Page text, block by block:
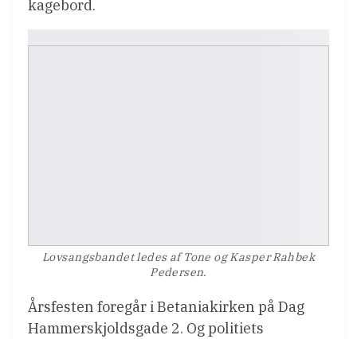
kagebord.
Lovsangsbandet ledes af Tone og Kasper Rahbek
Pedersen.
Årsfesten foregår i Betaniakirken på Dag
Hammerskjoldsgade 2. Og politiets